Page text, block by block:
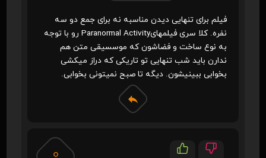
فیلم برای تنهایی دیدن مناسبه نه برای جمع دو سه
نفره. کلا سری فیلمهایParanormal Activity رو با توجه
به نوع ساخت و فضاشون که موسسیقی متن هم
ندارن باید شب تنهایی تو تاریکی که دراز میکشی
بخوابی ببینیشون. دیگه تا صبح نمیتونی بخوابی.